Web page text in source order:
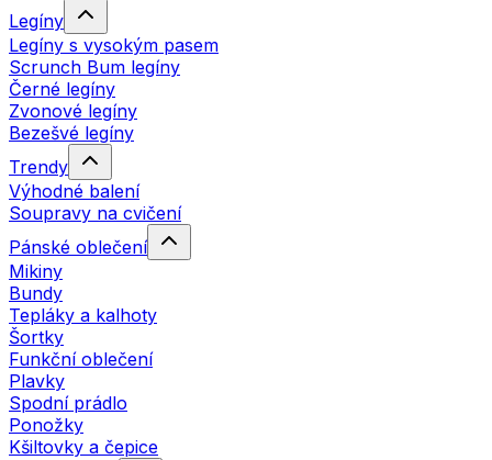
Legíny
Legíny s vysokým pasem
Scrunch Bum legíny
Černé legíny
Zvonové legíny
Bezešvé legíny
Trendy
Výhodné balení
Soupravy na cvičení
Pánské oblečení
Mikiny
Bundy
Tepláky a kalhoty
Šortky
Funkční oblečení
Plavky
Spodní prádlo
Ponožky
Kšiltovky a čepice